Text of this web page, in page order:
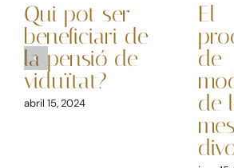
Qui pot ser
beneficiari de
la pensió de
viduïtat?
abril 15, 2024
El
de
de